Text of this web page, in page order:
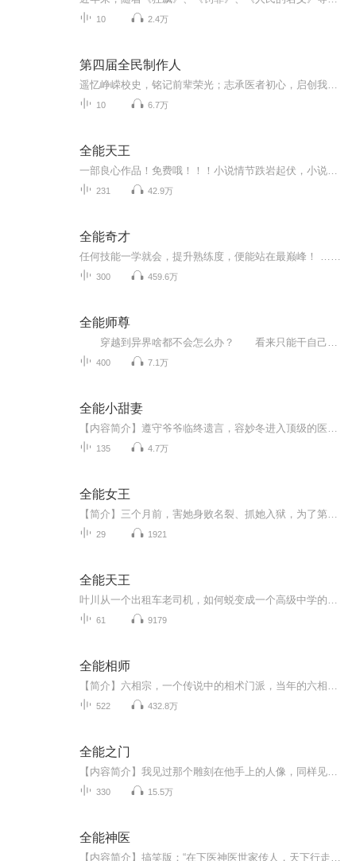
10 2.4万
第四届全民制作人
10 6.7万
全能天王
231 42.9万
全能奇才
300 459.6万
全能师尊
400 7.1万
全能小甜妻
135 4.7万
全能女王
29 1921
全能天王
61 9179
全能相师
522 432.8万
全能之门
330 15.5万
全能神医